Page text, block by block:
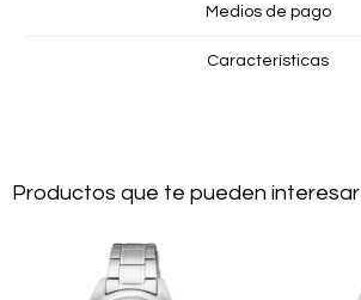
Medios de pago
Características
Productos que te pueden interesar